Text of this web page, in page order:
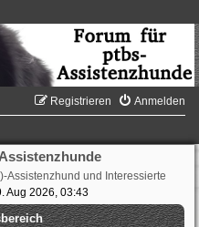
Anmelden
Registrieren
Assistenzhund und Interessierte
Aug 2026, 03:43